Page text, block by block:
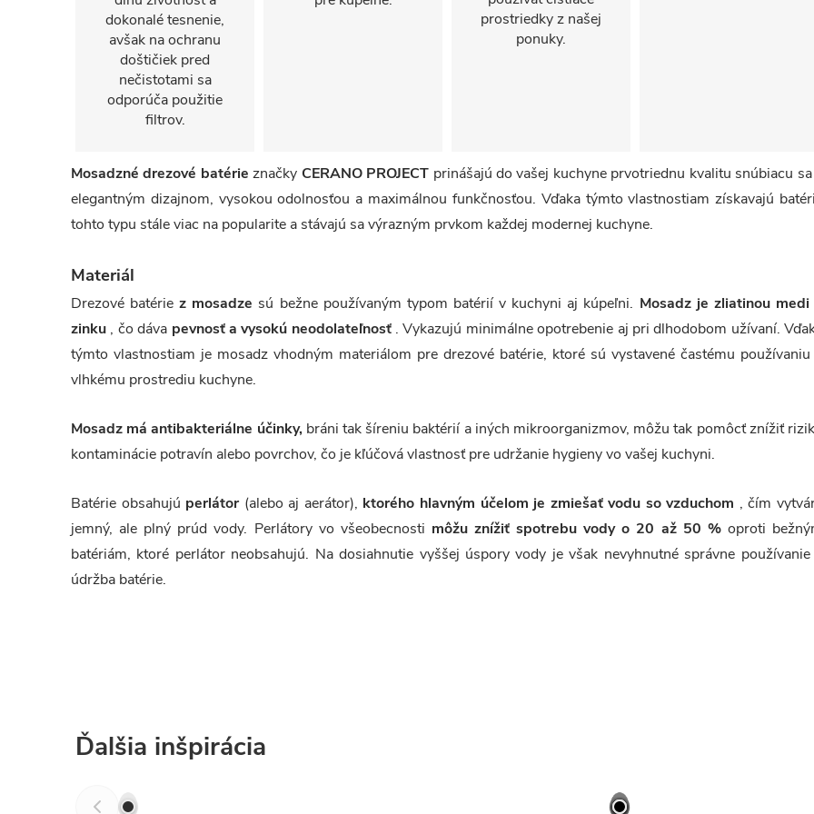
dokonalé tesnenie,
avšak na ochranu
doštičiek pred
nečistotami sa
odporúča použitie
filtrov.
prostriedky z našej
ponuky.
Mosadzné drezové batérie značky CERANO PROJECT prinášajú do vašej kuchyne prvotriednu kvalitu snúbiacu
elegantným dizajnom, vysokou odolnosťou a maximálnou funkčnosťou. Vďaka týmto vlastnostiam získavajú
tohto typu stále viac na popularite a stávajú sa výrazným prvkom každej modernej kuchyne.
Materiál
Drezové batériez mosadze sú bežne používaným typom batérií v kuchyni aj kúpeľni. Mosadz je zliatinou medi
zinku , čo dáva pevnosť a vysokú neodolateľnosť. Vykazujú minimálne opotrebenie aj pri dlhodobom užívaní.
týmto vlastnostiam je mosadz vhodným materiálom pre drezové batérie, ktoré sú vystavené častému
vlhkému prostrediu kuchyne.
Mosadz má antibakteriálne účinky, bráni tak šíreniu baktérií a iných mikroorganizmov, môžu tak pomôcť znížiť
kontaminácie potravín alebo povrchov, čo je kľúčová vlastnosť pre udržanie hygieny vo vašej kuchyni.
Batérie obsahujú perlátor (alebo aj aerátor), ktorého hlavným účelom je zmiešať vodu so vzduchom , čím
jemný, ale plný prúd vody. Perlátory vo všeobecnosti môžu znížiť spotrebu vody o 20 až 50 %oproti
batériám, ktoré perlátor neobsahujú. Na dosiahnutie vyššej úspory vody je však nevyhnutné správne
údržba batérie.
Ďalšia inšpirácia